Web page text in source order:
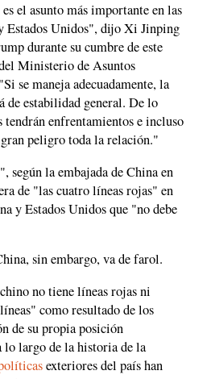
el asunto más importante en las
Estados Unidos", dijo Xi Jinping
durante su cumbre de este
Ministerio de Asuntos
se maneja adecuadamente, la
de estabilidad general. De lo
tendrán enfrentamientos e incluso
peligro toda la relación."
según la embajada de China en
de "las cuatro líneas rojas" en
y Estados Unidos que "no debe
sin embargo, va de farol.
no tiene líneas rojas ni
como resultado de los
de su propia posición
lo largo de la historia de la
exteriores del país han